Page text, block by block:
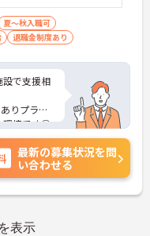
夏～秋入職可
退職金制度あり
設で支援相
りプライ
環境です◎
っかりと還
しいポイ
わらず安
面接のポイ
最新の募集状況を問
い合わせる
表示